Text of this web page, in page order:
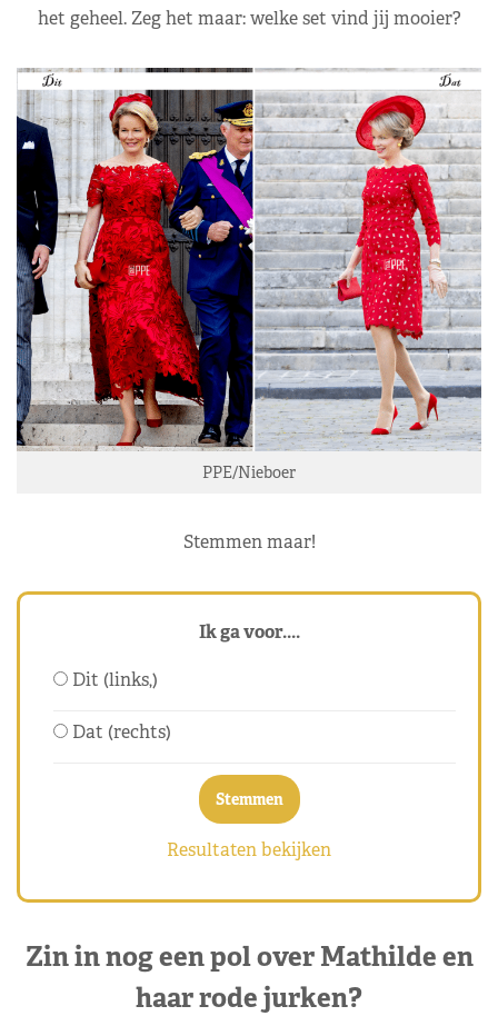
het geheel. Zeg het maar: welke set vind jij mooier?
PPE/Nieboer
Stemmen maar!
Ik ga voor....
Dit (links,)
Dat (rechts)
Resultaten bekijken
Zin in nog een pol over Mathilde en
haar rode jurken?